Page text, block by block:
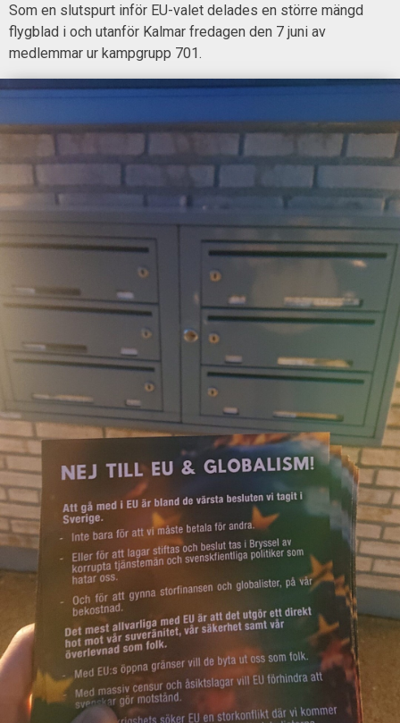
Som en slutspurt inför EU-valet delades en större mängd
flygblad i och utanför Kalmar fredagen den 7 juni av
medlemmar ur kampgrupp 701.